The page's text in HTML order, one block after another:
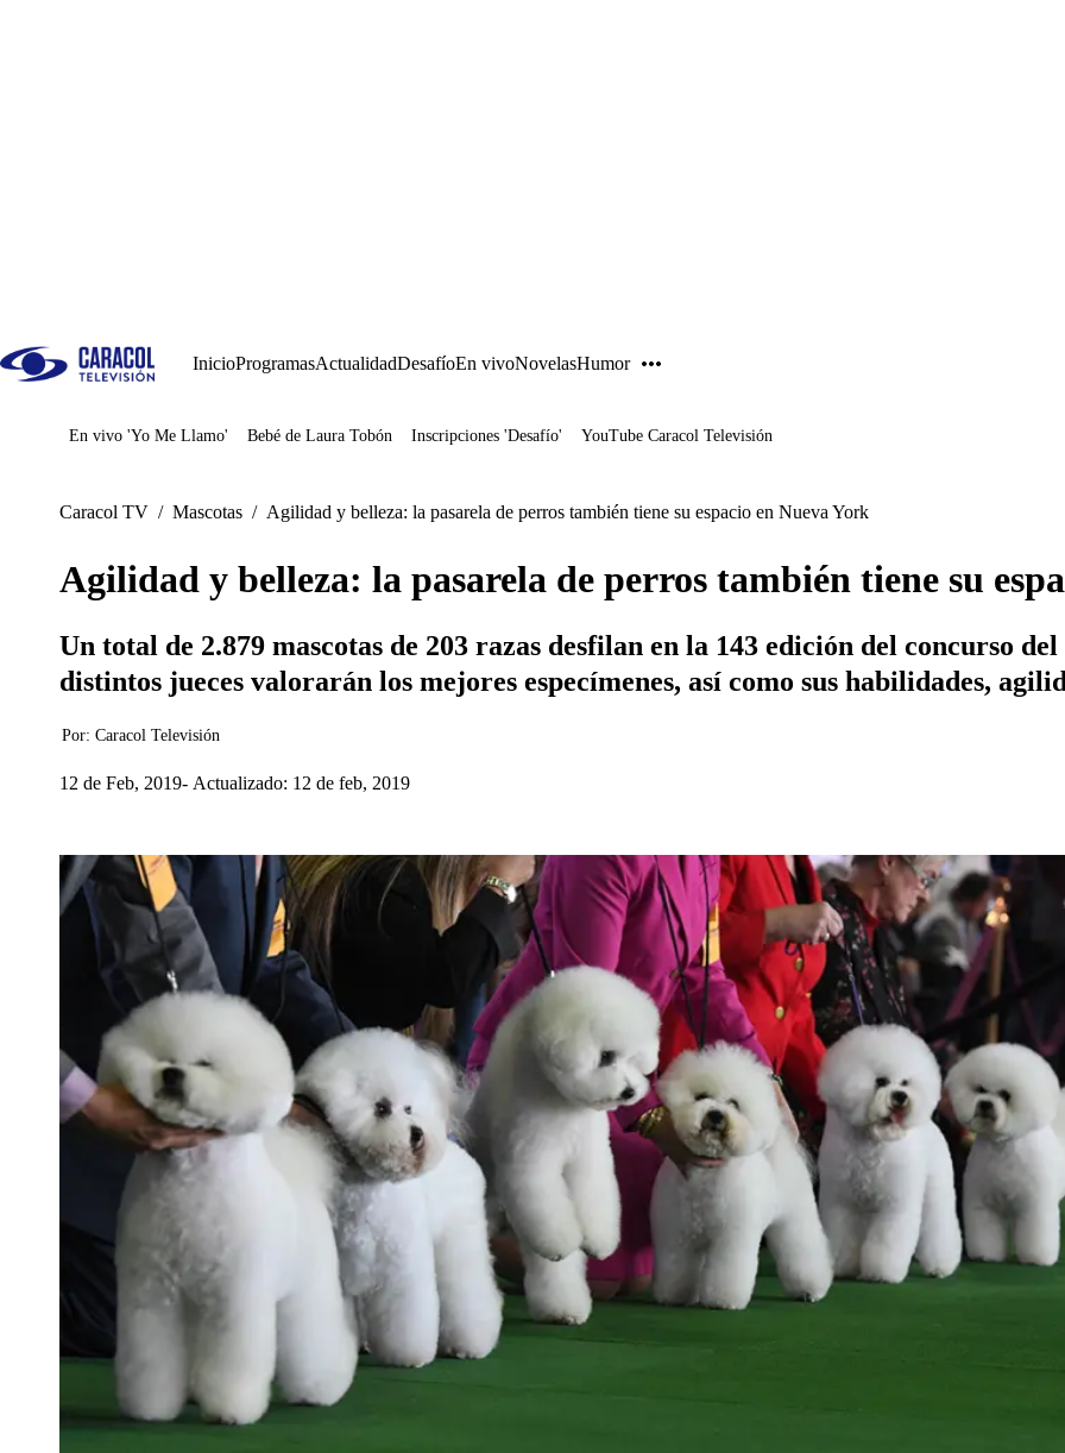
InicioProgramasActualidadDesafíoEn vivoNovelasHumor
Juegos
En vivo 'Yo Me Llamo' Bebé de Laura Tobón Inscripciones 'Desafío' YouTube Caracol Televisión
Caracol TV / Mascotas / Agilidad y belleza: la pasarela de perros también tiene su espacio en Nueva York
Agilidad y belleza: la pasarela de perros también tiene su
Un total de 2.879 mascotas de 203 razas desfilan en la 143 edición del concurso
distintos jueces valorarán los mejores especímenes, así como sus habilidades,
Por: Caracol Televisión
12 de Feb, 2019 Actualizado: 12 de feb, 2019